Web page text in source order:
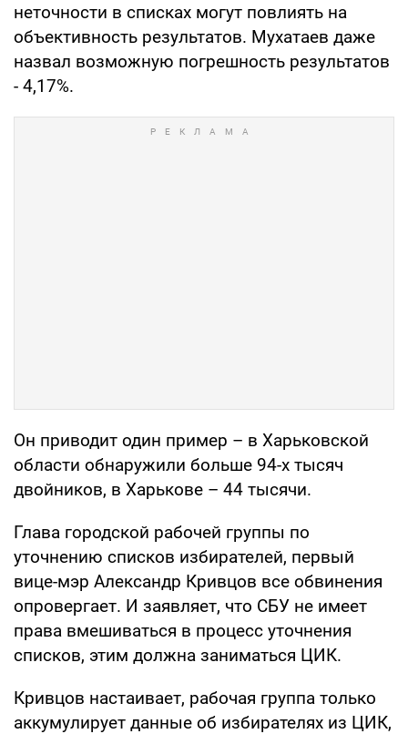
неточности в списках могут повлиять на
объективность результатов. Мухатаев даже
назвал возможную погрешность результатов
- 4,17%.
Он приводит один пример – в Харьковской
области обнаружили больше 94-х тысяч
двойников, в Харькове – 44 тысячи.
Глава городской рабочей группы по
уточнению списков избирателей, первый
вице-мэр Александр Кривцов все обвинения
опровергает. И заявляет, что СБУ не имеет
права вмешиваться в процесс уточнения
списков, этим должна заниматься ЦИК.
Кривцов настаивает, рабочая группа только
аккумулирует данные об избирателях из ЦИК,